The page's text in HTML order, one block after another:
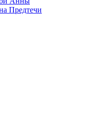
Предтечи